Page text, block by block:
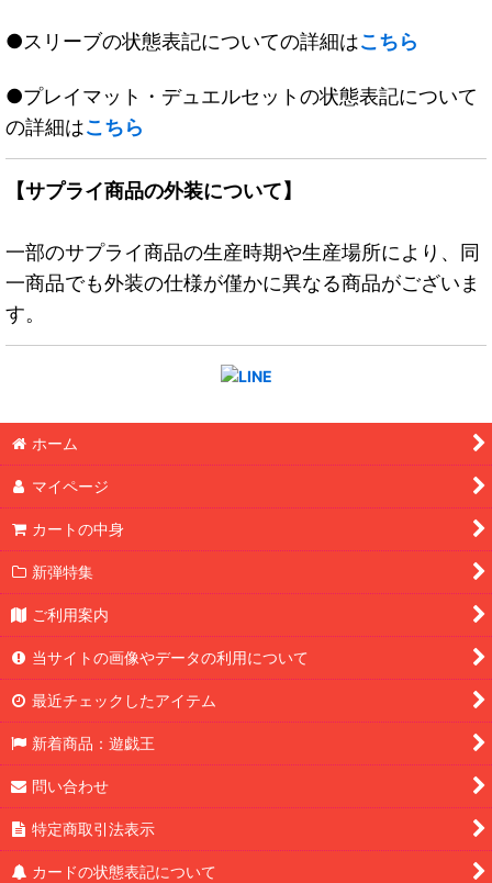
●スリーブの状態表記についての詳細はこちら
●プレイマット・デュエルセットの状態表記について
の詳細はこちら
【サプライ商品の外装について】
一部のサプライ商品の生産時期や生産場所により、同
一商品でも外装の仕様が僅かに異なる商品がございま
す。
ホーム
マイページ
カートの中身
新弾特集
ご利用案内
当サイトの画像やデータの利用について
最近チェックしたアイテム
新着商品：遊戯王
問い合わせ
特定商取引法表示
カードの状態表記について